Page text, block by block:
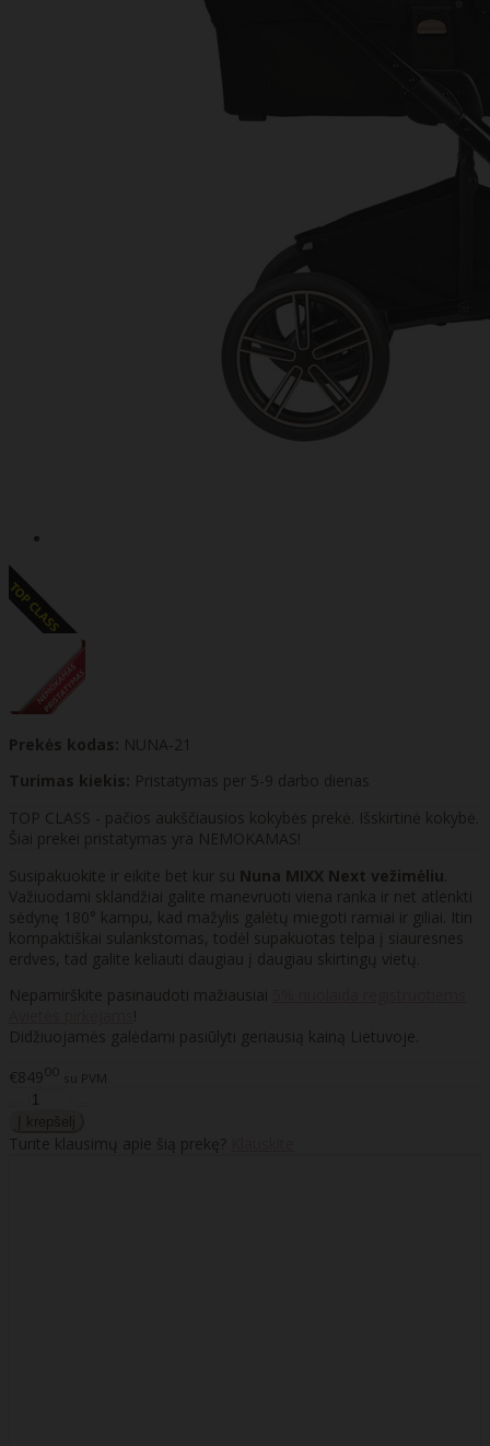
Prekės kodas: NUNA-21
Turimas kiekis: Pristatymas per 5-9 darbo dienas
TOP CLASS - pačios aukščiausios kokybės prekė. Išskirtinė kokybė.
Šiai prekei pristatymas yra NEMOKAMAS!
Susipakuokite ir eikite bet kur su Nuna MIXX Next vežimėliu
Važiuodami sklandžiai galite manevruoti viena ranka ir net atlenkti
sėdynę 180° kampu, kad mažylis galėtų miegoti ramiai ir giliai. Itin
kompaktiškai sulankstomas, todėl supakuotas telpa į siauresnes
erdves, tad galite keliauti daugiau į daugiau skirtingų vietų.
Nepamirškite pasinaudoti mažiausiai
!
Didžiuojamės galėdami pasiūlyti geriausią kainą Lietuvoje.
€84900 su PVM
Turite klausimų apie šią prekę?